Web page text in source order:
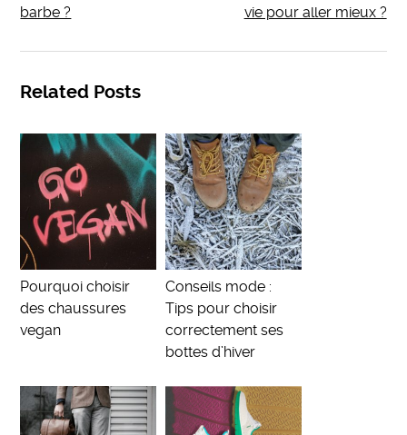
barbe ?
vie pour aller mieux ?
Related Posts
Pourquoi choisir
des chaussures
vegan
Conseils mode :
Tips pour choisir
correctement ses
bottes d’hiver